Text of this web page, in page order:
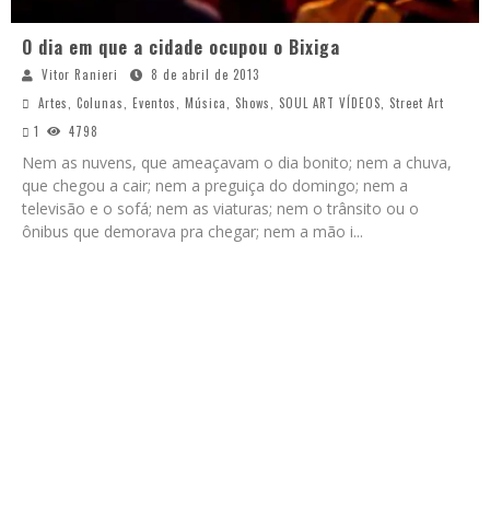
O dia em que a cidade ocupou o Bixiga
Vitor Ranieri
8 de abril de 2013
Artes
Colunas Eventos Música Shows SOUL ART VÍDEOS
Street Art
1
4798
Nem as nuvens, que ameaçavam o dia bonito; nem a chuva,
que chegou a cair; nem a preguiça do domingo; nem a
televisão e o sofá; nem as viaturas; nem o trânsito ou o
ônibus que demorava pra chegar; nem a mão i...